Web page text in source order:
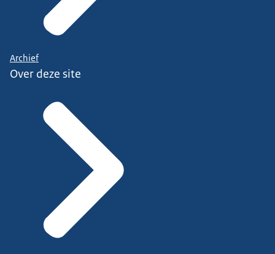
Archief
Over deze site